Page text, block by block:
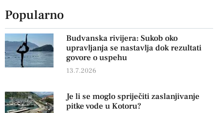
Popularno
Budvanska rivijera: Sukob oko
upravljanja se nastavlja dok rezultati
govore o uspehu
13.7.2026
Je li se moglo spriječiti zaslanjivanje
pitke vode u Kotoru?